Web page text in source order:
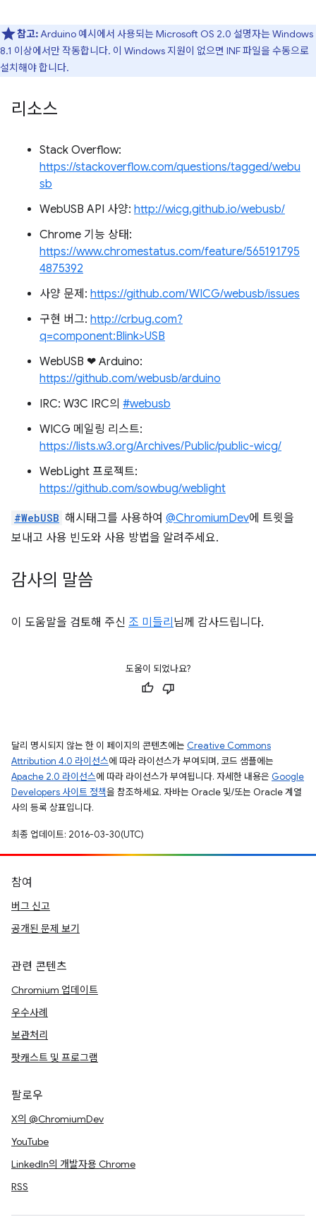
참고:Arduino 예시에서 사용되는 Microsoft OS 2.0 설명자는 Windows
8.1 이상에서만 작동합니다. 이 Windows 지원이 없으면 INF 파일을 수동으로
설치해야 합니다.
리소스
Stack Overflow:
https://stackoverflow.com/questions/tagged/webu
sb
WebUSB API 사양: http://wicg.github.io/webusb/
Chrome 기능 상태:
https://www.chromestatus.com/feature/565191795
4875392
사양 문제: https://github.com/WICG/webusb/issues
구현 버그: http://crbug.com?
q=component:Blink>USB
WebUSB ❤ ️Arduino:
https://github.com/webusb/arduino
IRC: W3C IRC의 #webusb
WICG 메일링 리스트:
https://lists.w3.org/Archives/Public/public-wicg/
WebLight 프로젝트:
https://github.com/sowbug/weblight
#WebUSB 해시태그를 사용하여 @ChromiumDev에 트윗을
보내고 사용 빈도와 사용 방법을 알려주세요.
감사의 말씀
이 도움말을 검토해 주신 조 미들리 님께 감사드립니다.
도움이 되었나요?
달리 명시되지 않는 한 이 페이지의 콘텐츠에는 Creative Commons
Attribution 4.0 라이선스에 따라 라이선스가 부여되며, 코드 샘플에는
Apache 2.0 라이선스에 따라 라이선스가 부여됩니다. 자세한 내용은 Google
Developers 사이트 정책을 참조하세요. 자바는 Oracle 및/또는 Oracle 계열
사의 등록 상표입니다.
최종 업데이트: 2016-03-30(UTC)
참여
버그 신고
공개된 문제 보기
관련 콘텐츠
Chromium 업데이트
우수사례
보관처리
팟캐스트 및 프로그램
팔로우
X의 @ChromiumDev
YouTube
LinkedIn의 개발자용 Chrome
RSS